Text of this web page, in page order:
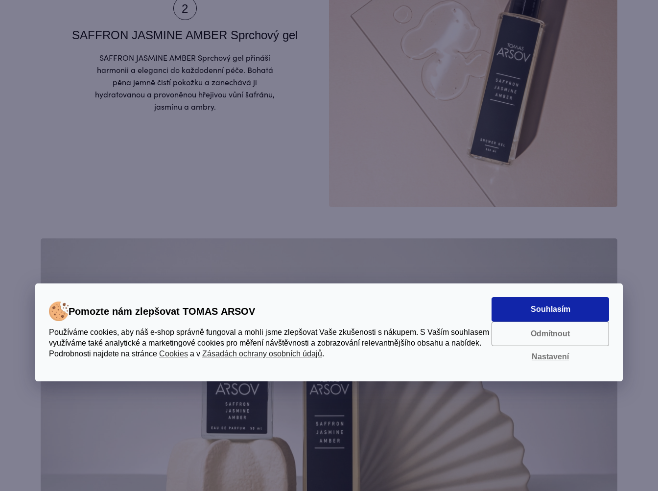
Pomozte nám zlepšovat TOMAS ARSOV
Používáme cookies, aby náš e-shop správně fungoval a mohli jsme zlepšovat Vaše zkušenosti s nákupem. S Vaším souhlasem
využíváme také analytické a marketingové cookies pro měření návštěvnosti a zobrazování relevantnějšího obsahu a nabídek.
Podrobnosti najdete na stránce Cookies a v Zásadách ochrany osobních údajů. Nastavení
Odmítnout
Souhlasím
SAFFRON JASMINE AMBER Sprchový gel
SAFFRON JASMINE AMBER Sprchový gel přináší
harmonii a eleganci do každodenní péče. Bohatá
pěna jemně čistí pokožku a zanechává ji
hydratovanou a provoněnou hřejivou vůní šafránu,
jasmínu a ambry.